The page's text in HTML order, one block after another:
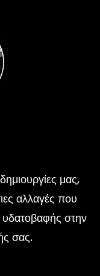
μας,
αλλαγές που
υδατοβαφής στην
σας.